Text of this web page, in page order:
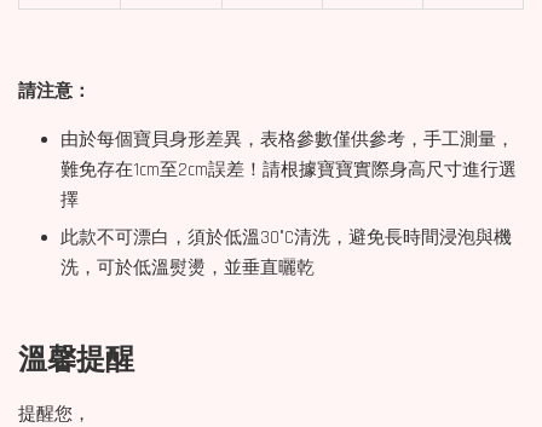
請注意：
由於每個寶貝身形差異，表格參數僅供參考，手工測量，
難免存在1cm至2cm誤差！請根據寶寶實際身高尺寸進行選
擇
此款不可漂白，須於低溫30°C清洗，避免長時間浸泡與機
洗，可於低溫熨燙，並垂直曬乾
溫馨提醒
提醒您，